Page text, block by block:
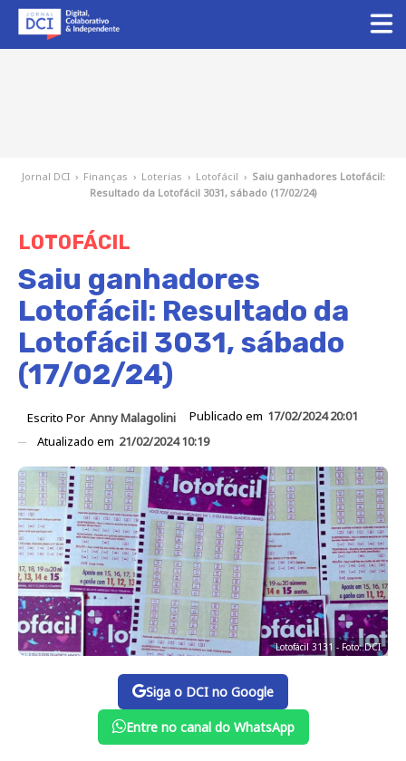
Jornal DCI › Finanças › Loterias › Lotofácil › Saiu ganhadores Lotofácil:
Resultado da Lotofácil 3031, sábado (17/02/24)
LOTOFÁCIL
Saiu ganhadores
Lotofácil: Resultado da
Lotofácil 3031, sábado
(17/02/24)
Escrito Por Anny Malagolini Publicado em 17/02/2024 20:01
Atualizado em 21/02/2024 10:19
Lotofácil 3131 - Foto: DCI
Siga o DCI no Google
Entre no canal do WhatsApp